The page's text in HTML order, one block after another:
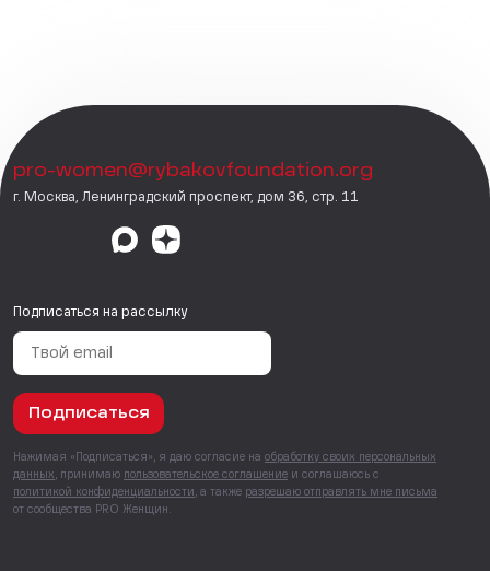
pro-women@rybakovfoundation.org
г. Москва, Ленинградский проспект, дом 36, стр. 11
Подписаться на рассылку
Подписаться
Нажимая «Подписаться», я даю согласие на обработку своих персональных
данных , принимаю пользовательское соглашение и соглашаюсь с
политикой конфиденциальности , а также разрешаю отправлять мне письма
от сообщества PRO Женщин.